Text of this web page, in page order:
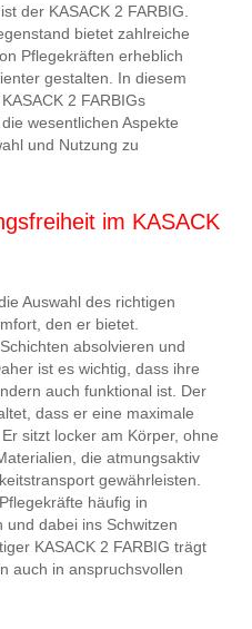
der KASACK 2 FARBIG.
bietet zahlreiche
Pflegekräften erheblich
gestalten. In diesem
2 FARBIGs
wesentlichen Aspekte
und Nutzung zu
im KASACK
Auswahl des richtigen
den er bietet.
absolvieren und
ist es wichtig, dass ihre
auch funktional ist. Der
dass er eine maximale
sitzt locker am Körper, ohne
die atmungsaktiv
gewährleisten.
häufig in
dabei ins Schwitzen
KASACK 2 FARBIG trägt
auch in anspruchsvollen